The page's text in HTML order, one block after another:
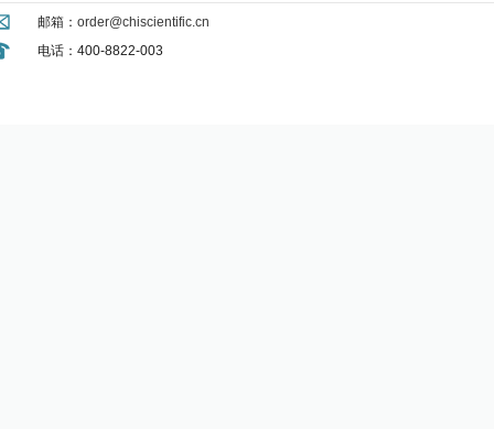
邮箱： order@chiscientific.cn
电话：400-8822-003